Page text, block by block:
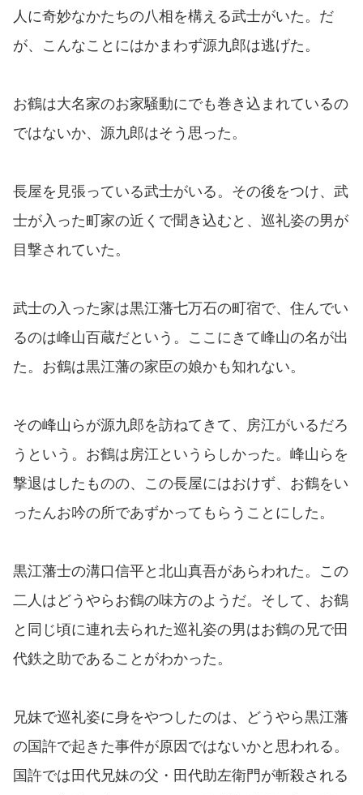
人に奇妙なかたちの八相を構える武士がいた。だ
が、こんなことにはかまわず源九郎は逃げた。
お鶴は大名家のお家騒動にでも巻き込まれているの
ではないか、源九郎はそう思った。
長屋を見張っている武士がいる。その後をつけ、武
士が入った町家の近くで聞き込むと、巡礼姿の男が
目撃されていた。
武士の入った家は黒江藩七万石の町宿で、住んでい
るのは峰山百蔵だという。ここにきて峰山の名が出
た。お鶴は黒江藩の家臣の娘かも知れない。
その峰山らが源九郎を訪ねてきて、房江がいるだろ
うという。お鶴は房江というらしかった。峰山らを
撃退はしたものの、この長屋にはおけず、お鶴をい
ったんお吟の所であずかってもらうことにした。
黒江藩士の溝口信平と北山真吾があらわれた。この
二人はどうやらお鶴の味方のようだ。そして、お鶴
と同じ頃に連れ去られた巡礼姿の男はお鶴の兄で田
代鉄之助であることがわかった。
兄妹で巡礼姿に身をやつしたのは、どうやら黒江藩
の国許で起きた事件が原因ではないかと思われる。
国許では田代兄妹の父・田代助左衛門が斬殺される